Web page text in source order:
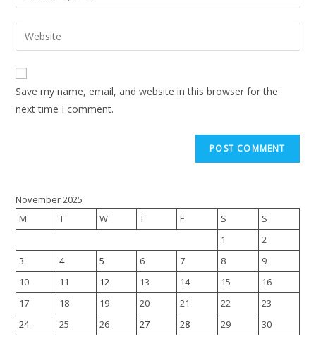
Save my name, email, and website in this browser for the
next time I comment.
November 2025
M
T W T F S
S
1
2
3
4 5 6 7 8
9
10
11 12 13 14 15
16
17
18 19 20 21 22
23
24
25 26 27 28 29 30